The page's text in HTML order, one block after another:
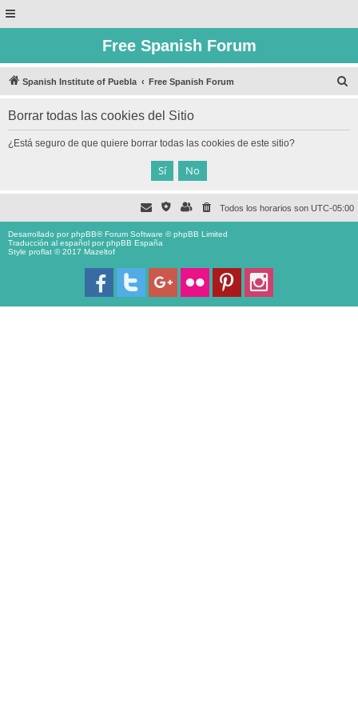
Free Spanish Forum
Spanish Institute of Puebla Free Spanish Forum
Borrar todas las cookies del Sitio
¿Está seguro de que quiere borrar todas las cookies de este sitio?
Todos los horarios son UTC-05:00
Desarrollado porphpBB® Forum Software © phpBB Limited
Traducción al español porphpBB España
Style proflat © 2017 Mazeltof